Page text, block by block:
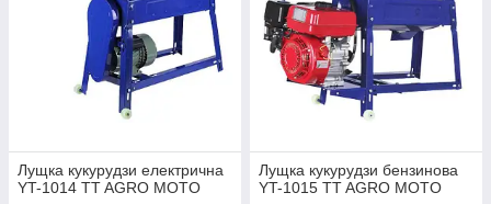
Лущка кукурудзи електрична
YT-1014 TT AGRO MOTO
Лущка кукурудзи бензинова
YT-1015 TT AGRO MOTO